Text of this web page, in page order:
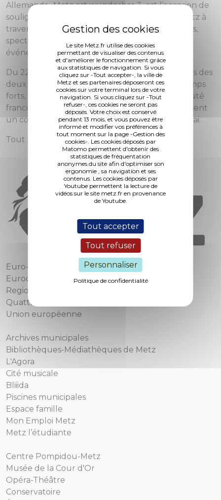
Le site Metz.fr utilise des cookies
permettant de visualiser des contenus
et d'améliorer le fonctionnement grâce
aux statistiques de navigation. Si vous
cliquez sur -Tout accepter-, la ville de
Metz et ses partenaires déposeront ces
cookies sur votre terminal lors de votre
navigation. Si vous cliquez sur -Tout
refuser-, ces cookies ne seront pas
déposés. Votre choix est conservé
pendant 13 mois, et vous pouvez être
informé et modifier vos préférences à
tout moment sur la page -Gestion des
cookies-. Les cookies déposés par
Matomo permettent d'obtenir des
statistiques de fréquentation
anonymes du site afin d'optimiser son
ergonomie , sa navigation et ses
contenus. Les cookies déposés par
Youtube permettent la lecture de
vidéos sur le site metz.fr en provenance
de Youtube.
Tout accepter
Tout refuser
Personnaliser
Politique de confidentialité
Allemands, Metz est wunderbar 3 est l’occasion de
souligner l’excellence franco-allemande de Metz à
travers des conférences, tables-rondes, concerts,
spectacles, expositions, visites guidées, ateliers,
événements sportifs et numériques et danse.
Du 22 au 27 mai 2018, la ville arbora les couleurs des
deux pays et proposera divers animations et temps
forts, tels que l'Assemblée Générale de l'université
franco-allemande du 23 au 25 mai, mais également
un concert exceptionnel à la BAM le jeudi 24 mai.
Tout le programme en cliquantici.
Euro-Métropole de Metz
Eurodépartement de Moselle
Region Grand Est
Quattropole
Union européenne
Archives municipales
Bibliothèques-Médiathèques de Metz
L'Agora
Cité musicale
Bliiida
Piscines municipales
Espace famille
Mon Emploi Metz
Metz l’étudiante
Centre Pompidou-Metz
Musée de la Cour d'Or
Opéra-Théâtre
Conservatoire